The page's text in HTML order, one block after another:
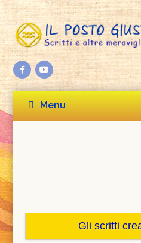
FacebookYoutube
Menu
Gli scritti